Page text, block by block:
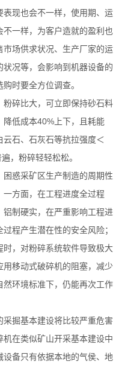
现也会不一样，使用期、运
一样，为客户造就的盈利也
场供求状况、生产厂家的运
况等，会影响到机器设备的
时要全方位调查。
碎比大，可立即保持砂石料
低成本40%上下，且耗能
石、石灰石等抗拉强度＜
，粉碎轻轻松松。
惑采矿区生产制造的周期性
一方面，在工程进度全过程
制硬实，在严重影响工程进
程产生潜在性的安全风险；
，对粉碎系统软件导致极大
移动式破碎机的阻塞，减少
环境标准下，仍能再次工作
掘基本建设将比较严重危害
在类似矿山开采基本建设中
备只有依据本地的气侯、地